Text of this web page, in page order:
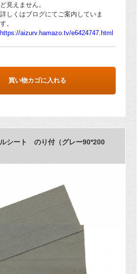
ど見えません。
詳しくはブログにてご案内していま
す。
https://aizurv.hamazo.tv/e6424747.html
買い物カゴに入れる
ルシート のり付（グレー90*200